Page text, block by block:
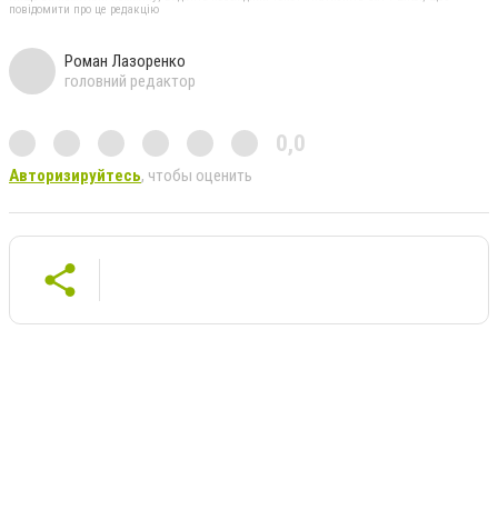
повідомити про це редакцію
Роман Лазоренко
головний редактор
0,0
Авторизируйтесь, чтобы оценить